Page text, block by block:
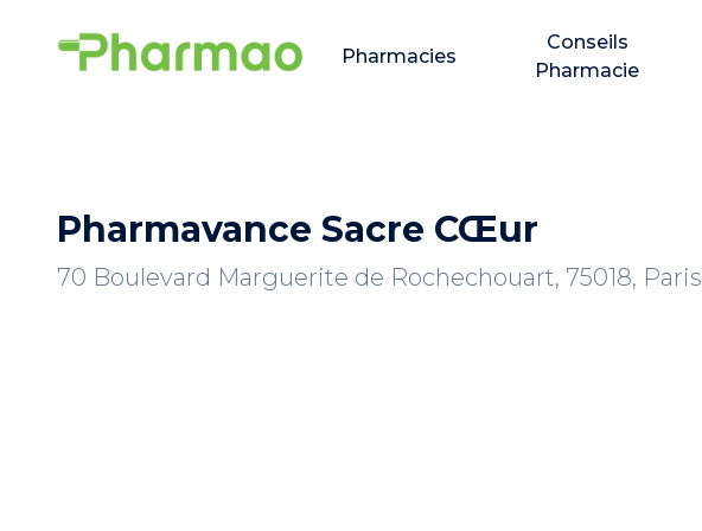
Pharmacies
Conseils
Pharmacie
Pharmavance Sacre CŒur
70 Boulevard Marguerite de Rochechouart, 75018, Paris